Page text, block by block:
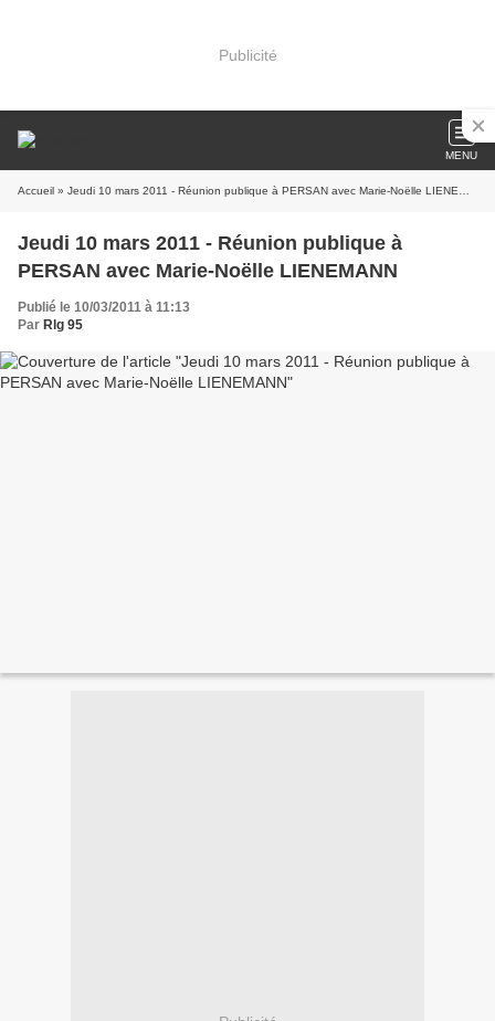
Publicité
MENU
Accueil » Jeudi 10 mars 2011 - Réunion publique à PERSAN avec Marie-Noëlle LIENEMANN
Jeudi 10 mars 2011 - Réunion publique à
PERSAN avec Marie-Noëlle LIENEMANN
Publié le 10/03/2011 à 11:13
Par Rlg 95